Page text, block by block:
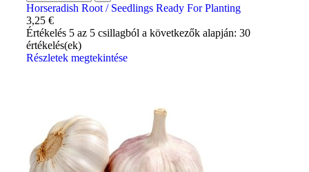
Horseradish Root / Seedlings Ready For Planting
3,25 €
Értékelés 5 az 5 csillagból a következők alapján:30
értékelés(ek)
Részletek megtekintése